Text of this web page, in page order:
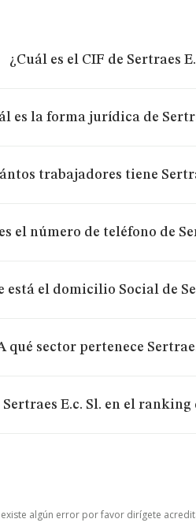
¿Cuál es el CIF de Sertraes
es la forma jurídica de
trabajadores tiene
el número de teléfono de
está el domicilio Social de
qué sector pertenece
E.c. Sl. en el
existe algún error por favor dirígete